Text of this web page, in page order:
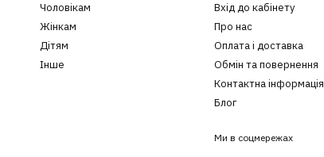
Чоловікам
Жінкам
Дітям
Інше
Вхід до кабінету
Про нас
Оплата і доставка
Обмін та повернення
Контактна інформація
Блог
Ми в соцмережах